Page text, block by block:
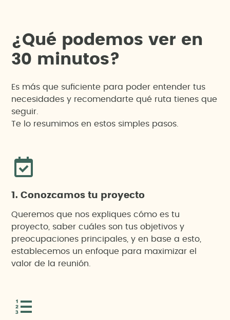
¿Qué pod emos ver en
30 minutos?
Es más que suficiente para poder entender tus
necesidades y recomendarte qué ruta tienes que
seguir.
Te lo resumimos en estos simples pasos.
1. Conozcamos tu proyecto
Queremos que nos expliques cómo es tu
proyecto, saber cuáles son tus objetivos y
preocupaciones principales, y en base a esto,
establecemos un enfoque para maximizar el
valor de la reunión.